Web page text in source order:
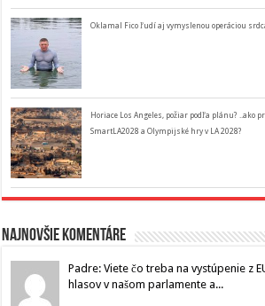
Oklamal Fico ľudí aj vymyslenou operáciou
Horiace Los Angeles, požiar podľa plánu? ..ako
SmartLA2028 a Olympijské hry v LA 2028?
Najnovšie komentáre
Padre: Viete čo treba na vystúpenie z
hlasov v našom parlamente a...